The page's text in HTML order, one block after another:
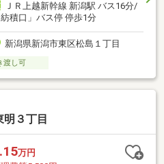
ＪＲ上越新幹線 新潟駅 バス16分/
紡積口」バス停 停歩1分
新潟県新潟市東区松島１丁目
渡し可
明３丁目
万円